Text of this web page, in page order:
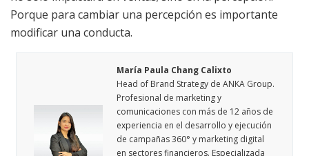
Porque para cambiar una percepción es importante
modificar una conducta.
María Paula Chang Calixto
Head of Brand Strategy de ANKA Group.
Profesional de marketing y
comunicaciones con más de 12 años de
experiencia en el desarrollo y ejecución
de campañas 360° y marketing digital
en sectores financieros. Especializada